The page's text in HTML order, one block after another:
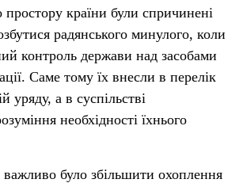
простору країни були спричинені
радянського минулого, коли
контроль держави над засобами
Саме тому їх внесли в перелік
уряду, а в суспільстві
необхідності їхнього
було збільшити охоплення